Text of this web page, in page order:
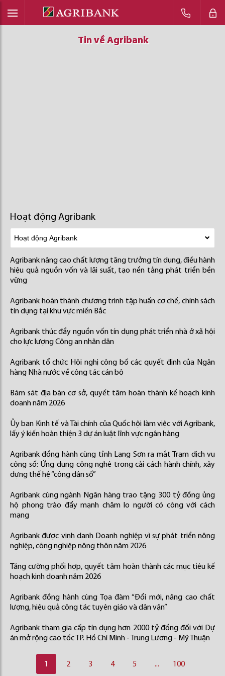
Tin về Agribank
Tin về Agribank
Tin về Agribank
Hoạt động Agribank
Agribank nâng cao chất lượng tăng trưởng tín dụng, điều hành
hiệu quả nguồn vốn và lãi suất, tạo nền tảng phát triển bền
vững
Agribank hoàn thành chương trình tập huấn cơ chế, chính sách
tín dụng tại khu vực miền Bắc
Agribank thúc đẩy nguồn vốn tín dụng phát triển nhà ở xã hội
cho lực lượng Công an nhân dân
Agribank tổ chức Hội nghị công bố các quyết định của Ngân
hàng Nhà nước về công tác cán bộ
Bám sát địa bàn cơ sở, quyết tâm hoàn thành kế hoạch kinh
doanh năm 2026
Ủy ban Kinh tế và Tài chính của Quốc hội làm việc với Agribank,
lấy ý kiến hoàn thiện 3 dự án luật lĩnh vực ngân hàng
Agribank đồng hành cùng tỉnh Lạng Sơn ra mắt Trạm dịch vụ
công số: Ứng dụng công nghệ trong cải cách hành chính, xây
dựng thế hệ “công dân số”
Agribank cùng ngành Ngân hàng trao tặng 300 tỷ đồng ủng
hộ phong trào đẩy mạnh chăm lo người có công với cách
mạng
Agribank được vinh danh Doanh nghiệp vì sự phát triển nông
nghiệp, công nghiệp nông thôn năm 2026
Tăng cường phối hợp, quyết tâm hoàn thành các mục tiêu kế
hoạch kinh doanh năm 2026
Agribank đồng hành cùng Tọa đàm “Đổi mới, nâng cao chất
lượng, hiệu quả công tác tuyên giáo và dân vận”
Agribank tham gia cấp tín dụng hơn 2000 tỷ đồng đối với Dự
án mở rộng cao tốc TP. Hồ Chí Minh - Trung Lương - Mỹ Thuận
1 2 3 4 5 ... 100